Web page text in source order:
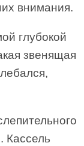
внимания.
глубокой
звенящая
Кассель